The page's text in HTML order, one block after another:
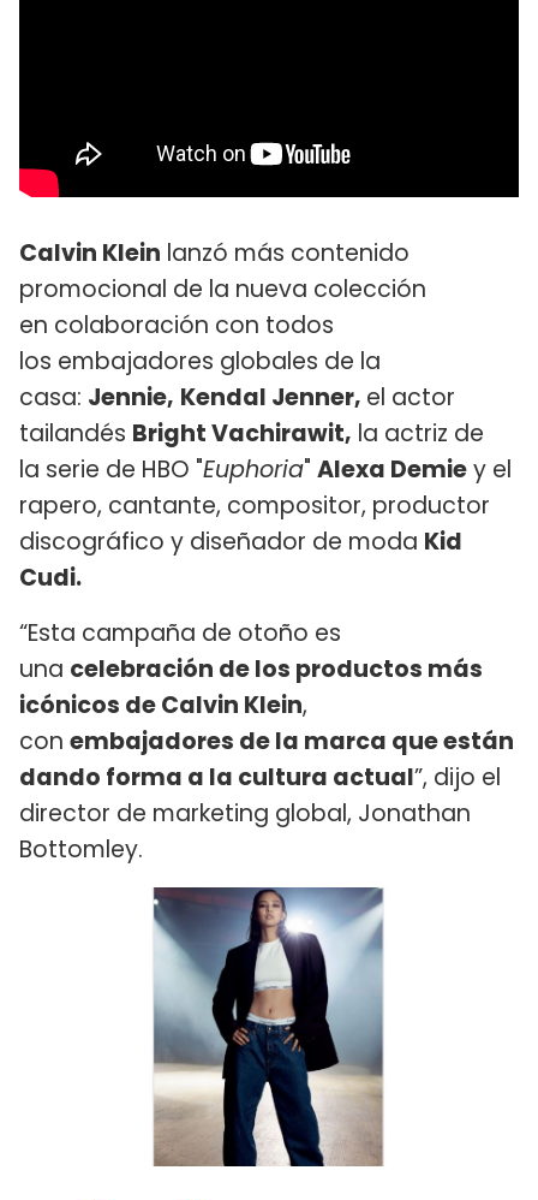
Calvin Klein lanzó más contenido
promocional de la nueva colección
en colaboración con todos
los embajadores globales de la
casa: Jennie, Kendal Jenner, el actor
tailandés Bright Vachirawit, la actriz de
la serie de HBO "Euphoria" Alexa Demiey el
rapero, cantante, compositor, productor
discográfico y diseñador de moda Kid
Cudi.
“Esta campaña de otoño es
una celebración de los productos más
icónicos de Calvin Klein,
con embajadores de la marca que están
dando forma a la cultura actual”, dijo el
director de marketing global, Jonathan
Bottomley.